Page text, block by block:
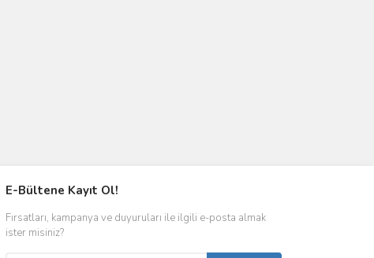
E-Bültene Kayıt Ol!
Fırsatları, kampanya ve duyuruları ile ilgili e-posta almak
ister misiniz?